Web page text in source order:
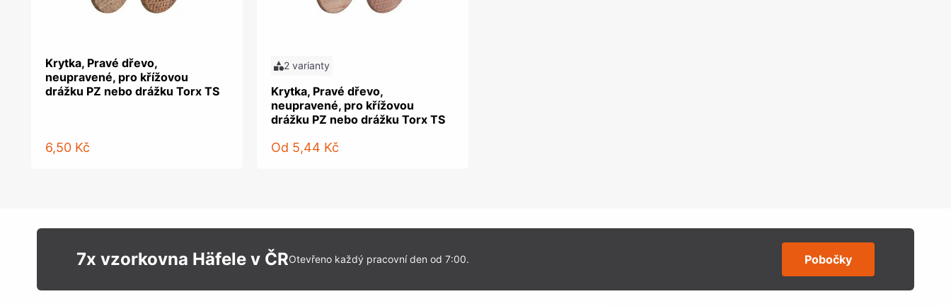
Krytka, Pravé dřevo,
neupravené, pro křížovou
drážku PZ nebo drážku Torx TS
6,50 Kč
2 varianty
Krytka, Pravé dřevo,
neupravené, pro křížovou
drážku PZ nebo drážku Torx TS
Od 5,44 Kč
7x vzorkovna Häfele v ČROtevřeno každý pracovní den od 7:00. Pobočky